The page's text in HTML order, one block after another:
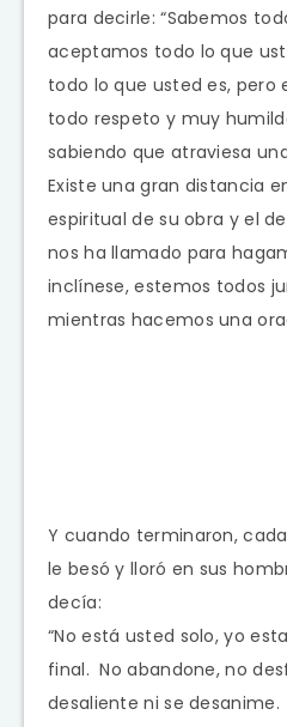
para decirle: “Sabemos
aceptamos todo lo que
todo lo que usted es,
todo respeto y muy
sabiendo que atraviesa
Existe una gran distancia
espiritual de su obra y el
nos ha llamado para
inclínese, estemos todos
mientras hacemos una
Y cuando terminaron,
le besó y lloró en sus
decía:
“No está usted solo, yo
final. No abandone, no
desaliente ni se